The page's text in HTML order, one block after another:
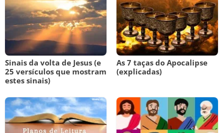
Sinais da volta de Jesus (e
25 versículos que mostram
estes sinais)
As 7 taças do Apocalipse
(explicadas)